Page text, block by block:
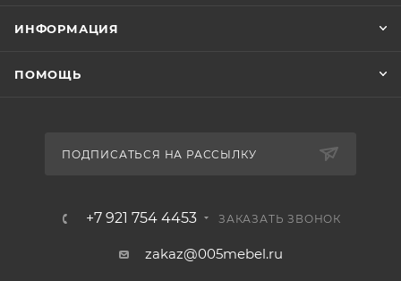
ИНФОРМАЦИЯ
ПОМОЩЬ
ПОДПИСАТЬСЯ НА РАССЫЛКУ
+7 921 754 4453 ЗАКАЗАТЬ ЗВОНОК
zakaz@005mebel.ru